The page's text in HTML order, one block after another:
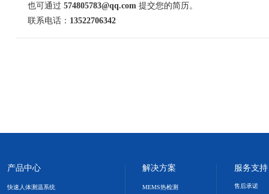
也可通过 574805783@qq.com 提交您的简历。
联系电话： 13522706342
产品中心
快速人体测温系统
解决方案
MEMS热检测
服务支持
售后承诺